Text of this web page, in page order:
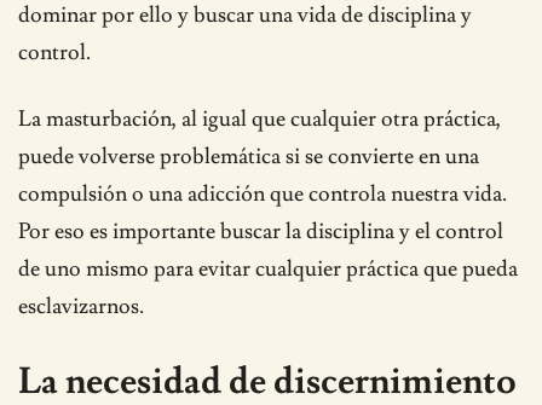
dominar por ello y buscar una vida de disciplina y
control.
La masturbación, al igual que cualquier otra práctica,
puede volverse problemática si se convierte en una
compulsión o una adicción que controla nuestra vida.
Por eso es importante buscar la disciplina y el control
de uno mismo para evitar cualquier práctica que pueda
esclavizarnos.
La necesidad de discernimiento